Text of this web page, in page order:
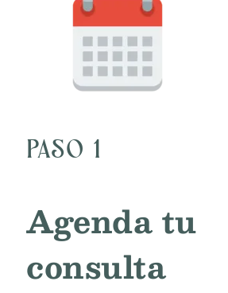
PASO 1
Agenda tu
consulta